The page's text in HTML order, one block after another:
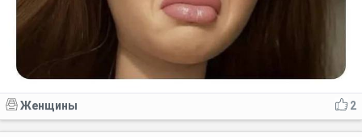
2
Женщины